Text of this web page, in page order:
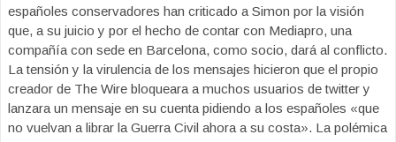
españoles conservadores han criticado a Simon por la visión
que, a su juicio y por el hecho de contar con Mediapro, una
compañía con sede en Barcelona, como socio, dará al conflicto.
La tensión y la virulencia de los mensajes hicieron que el propio
creador de The Wire bloqueara a muchos usuarios de twitter y
lanzara un mensaje en su cuenta pidiendo a los españoles «que
no vuelvan a librar la Guerra Civil ahora a su costa». La polémica